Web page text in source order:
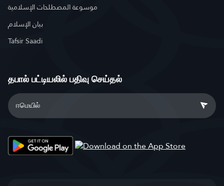
موسوعة المصطلحات الإسلامية
بيان الإسلام
Tafsir Saadi
தபால் பட்டியலில் பதிவு செய்தல்